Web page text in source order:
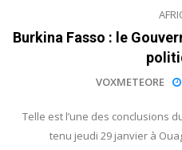
Burkina Fasso : le
VOXMETEORE
Telle est l’une des conclusions
tenu jeudi 29 janvier à